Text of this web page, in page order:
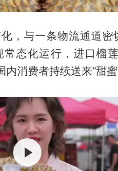
，与一条物流通道密
态化运行，进口榴
消费者持续送来“甜蜜”